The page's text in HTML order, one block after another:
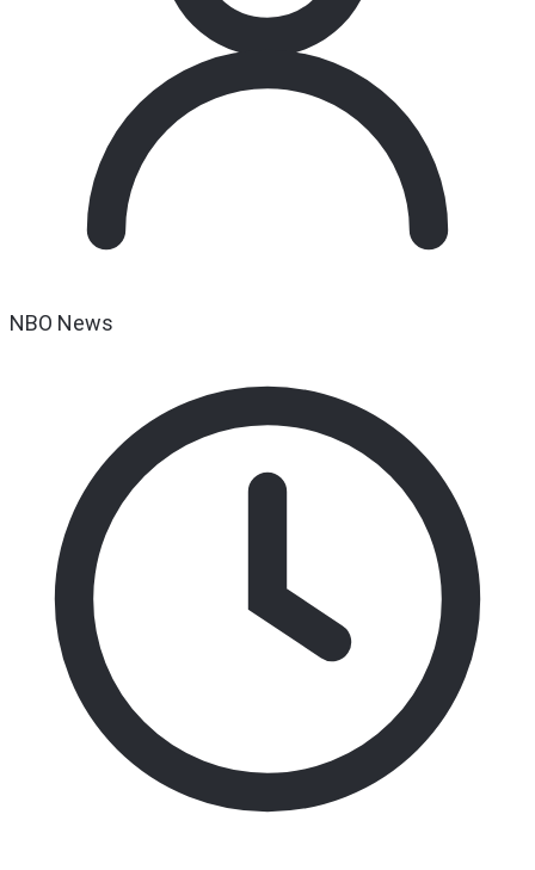
NBO News